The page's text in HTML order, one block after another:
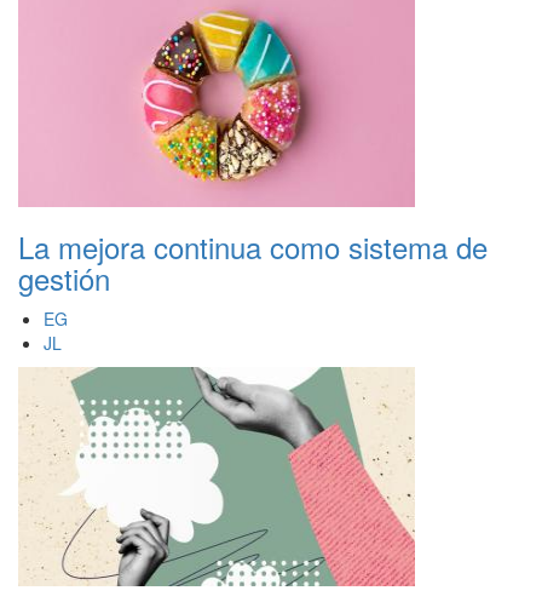
La mejora continua como sistema de
gestión
EG
JL